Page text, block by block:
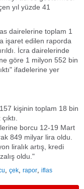
yıl yüzde 41
dairelerine toplam 1
işaret edilen raporda
İcra dairelerinde
göre 1 milyon 552 bin
" ifadelerine yer
kişinin toplam 18 bin
borcu 12-19 Mart
849 milyar lira oldu.
liralık artış, kredi
oldu."
,çek,rapor,iflas